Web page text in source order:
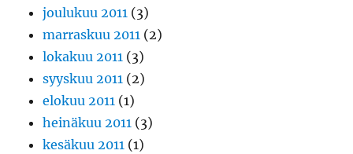
joulukuu 2011 (3)
marraskuu 2011 (2)
lokakuu 2011 (3)
syyskuu 2011 (2)
elokuu 2011 (1)
heinäkuu 2011 (3)
kesäkuu 2011 (1)